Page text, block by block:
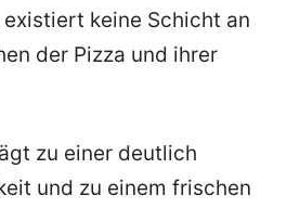
keine Schicht an
der Pizza und ihrer
zu einer deutlich
und zu einem frischen